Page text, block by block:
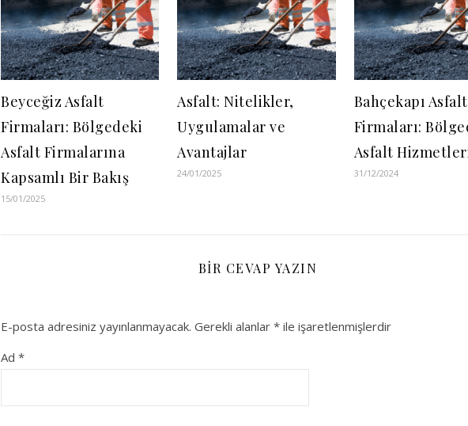
Beyceğiz Asfalt
Firmaları: Bölgedeki
Asfalt Firmalarına
Kapsamlı Bir Bakış
15/01/2025
Asfalt: Nitelikler,
Uygulamalar ve
Avantajlar
24/01/2025
Bahçekapı Asfalt
Firmaları:
Asfalt
31/12/2024
BIR CEVAP YAZIN
E-posta adresiniz yayınlanmayacak. Gerekli alanlar * ile işaretlenmişlerdir
Ad *